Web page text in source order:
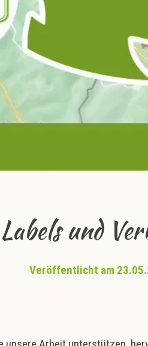
Labels und
Veröffentlicht am